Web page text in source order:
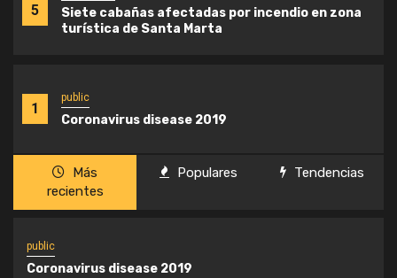
5
Siete cabañas afectadas por incendio en zona
turística de Santa Marta
1
public
Coronavirus disease 2019
2
News
Реальные котировки форекс, более 30
Más
recientes
Populares Tendencias
public
Coronavirus disease 2019